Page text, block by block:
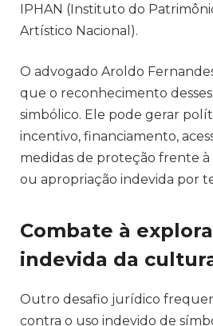
IPHAN (Instituto do
Artístico Nacional).
O advogado Aroldo
que o reconhecimento
simbólico. Ele pode gerar
incentivo, financiamento,
medidas de proteção frente à
ou apropriação indevida por
Combate à
indevida da
Outro desafio jurídico
contra o uso indevido de